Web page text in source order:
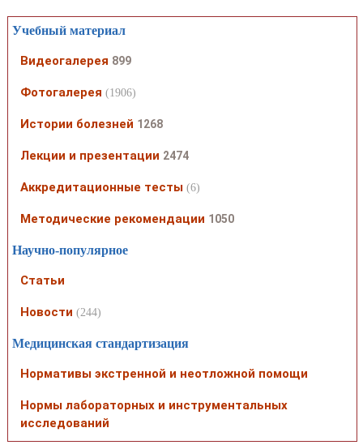
Учебный материал
Видеогалерея 899
Фотогалерея (1906)
Истории болезней 1268
Лекции и презентации 2474
Аккредитационные тесты (6)
Методические рекомендации 1050
Научно-популярное
Статьи
Новости (244)
Медицинская стандартизация
Нормативы экстренной и неотложной помощи
Нормы лабораторных и инструментальных
исследований